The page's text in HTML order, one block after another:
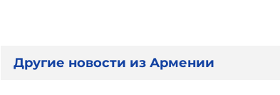
Другие новости из Армении